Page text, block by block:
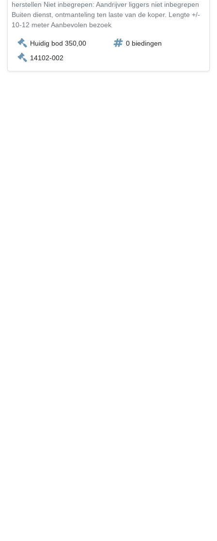
herstellen Niet inbegrepen: Aandrijver liggers niet inbegrepen
Buiten dienst, ontmanteling ten laste van de koper. Lengte +/-
10-12 meter Aanbevolen bezoek
Huidig bod 350,00
0 biedingen
14102-002